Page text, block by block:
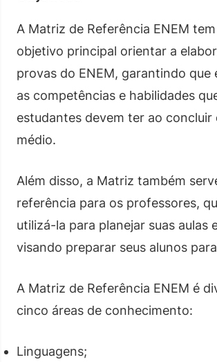
A Matriz de Referência ENEM
objetivo principal orientar a
provas do ENEM, garantindo que
as competências e habilidades
estudantes devem ter ao concluir
médio.
Além disso, a Matriz também
referência para os professores,
utilizá-la para planejar suas aulas
visando preparar seus alunos
A Matriz de Referência ENEM é
cinco áreas de conhecimento:
Linguagens;